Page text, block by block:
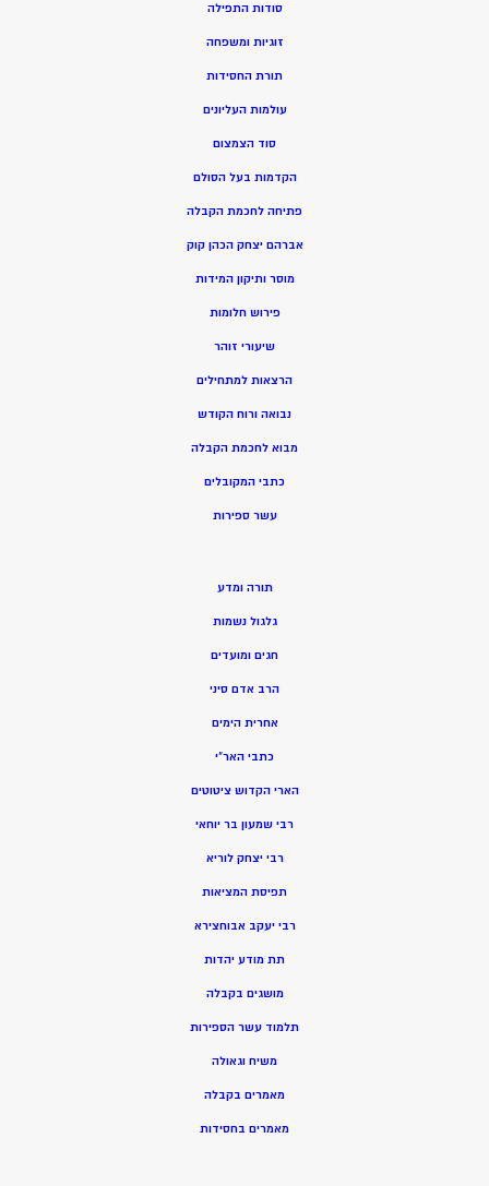
סודות התפילה
זוגיות ומשפחה
תורת החסידות
עולמות העליונים
סוד הצמצום
הקדמות בעל הסולם
פתיחה לחכמת הקבלה
אברהם יצחק הכהן קוק
מוסר ותיקון המידות
פירוש חלומות
שיעורי זוהר
הרצאות למתחילים
נבואה ורוח הקודש
מבוא לחכמת הקבלה
כתבי המקובלים
עשר ספירות
תורה ומדע
גלגול נשמות
חגים ומועדים
הרב אדם סיני
אחרית הימים
כתבי האר”י
הארי הקדוש ציטוטים
רבי שמעון בר יוחאי
רבי יצחק לוריא
תפיסת המציאות
רבי יעקב אבוחצירא
תת מודע יהדות
מושגים בקבלה
תלמוד עשר הספירות
משיח וגאולה
מאמרים בקבלה
מאמרים בחסידות